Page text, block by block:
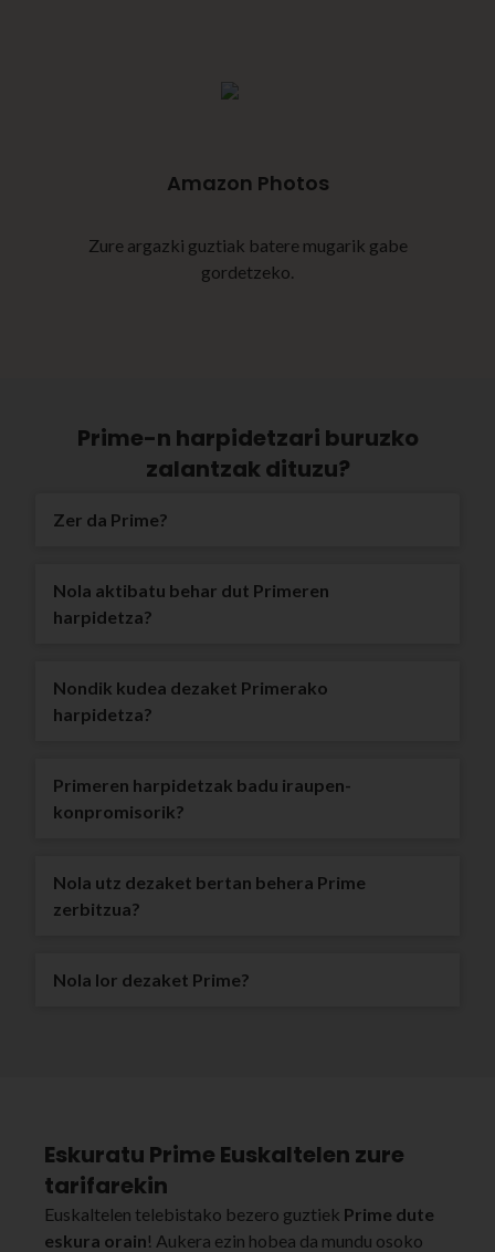
Amazon Photos
Zure argazki guztiak batere mugarik gabe
gordetzeko.
Prime-n harpidetzari buruzko
zalantzak dituzu?
Zer da Prime?
Nola aktibatu behar dut Primeren
harpidetza?
Nondik kudea dezaket Primerako
harpidetza?
Primeren harpidetzak badu iraupen-
konpromisorik?
Nola utz dezaket bertan behera Prime
zerbitzua?
Nola lor dezaket Prime?
Eskuratu Prime Euskaltelen zure
tarifarekin
Euskaltelen telebistako bezero guztiek Prime dute
eskura orain! Aukera ezin hobea da mundu osoko